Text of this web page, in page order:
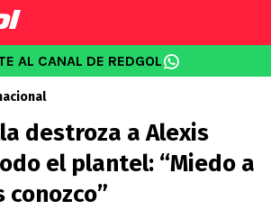
AL CANAL DE REDGOL
destroza a Alexis
el plantel: “Miedo a
conozco”